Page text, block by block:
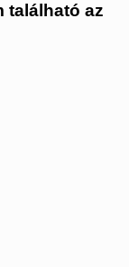
található az